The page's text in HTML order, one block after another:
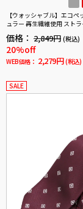
【ウォッシャブル】エコ
ュラー 再生繊維使用 スト
ラブ 通年
価格： 2,849円 (税込)
20%off
WEB価格： 2,279円 (税込)
SALE